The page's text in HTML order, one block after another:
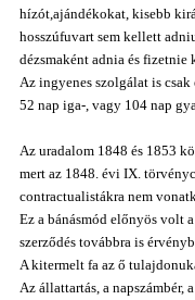
hízót,ajándékokat, kisebb
hosszúfuvart sem kellett
dézsmaként adnia és fizetnie
Az ingyenes szolgálat is
52 nap iga-, vagy 104 nap
Az uradalom 1848 és 1853
mert az 1848. évi IX.
contractualistákra nem
Ez a bánásmód előnyös volt
szerződés továbbra is
A kitermelt fa az ő
Az állattartás, a napszámbér,